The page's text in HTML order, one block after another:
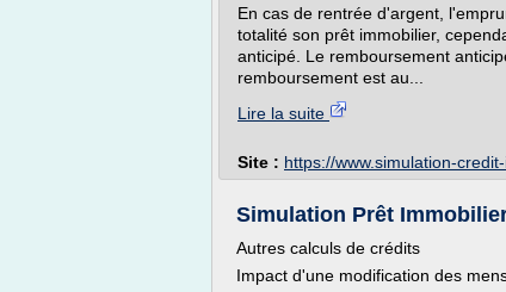
En cas de rentrée d'argent,
totalité son prêt immobilier,
anticipé. Le remboursement
remboursement est au...
Lire la suite
Site : https://www.simulation-
Simulation Prêt
Autres calculs de crédits
Impact d'une modification des